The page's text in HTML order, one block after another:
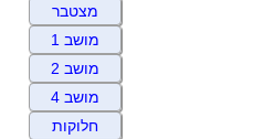
מצטבר
מושב 1
מושב 2
מושב 4
חלוקות